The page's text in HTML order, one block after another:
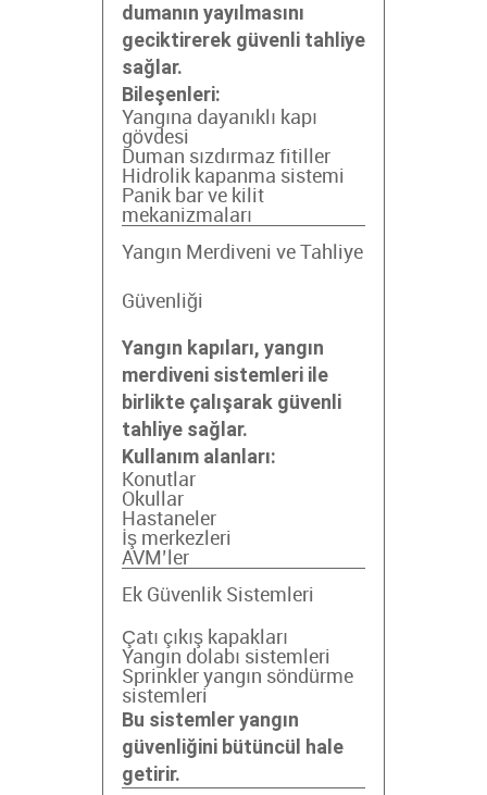
dumanın yayılmasını
geciktirerek güvenli tahliye
sağlar.
Bileşenleri:
Yangına dayanıklı kapı
gövdesi
Duman sızdırmaz fitiller
Hidrolik kapanma sistemi
Panik bar ve kilit
mekanizmaları
Yangın Merdiveni ve Tahliye
Güvenliği
Yangın kapıları, yangın
merdiveni sistemleri ile
birlikte çalışarak güvenli
tahliye sağlar.
Kullanım alanları:
Konutlar
Okullar
Hastaneler
İş merkezleri
AVM’ler
Ek Güvenlik Sistemleri
Çatı çıkış kapakları
Yangın dolabı sistemleri
Sprinkler yangın söndürme
sistemleri
Bu sistemler yangın
güvenliğini bütüncül hale
getirir.